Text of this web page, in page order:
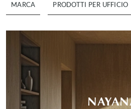
MARCA PRODOTTI PER UFFICIO